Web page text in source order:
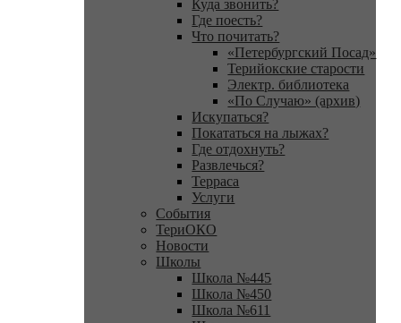
Куда звонить?
Где поесть?
Что почитать?
«Петербургский Посад»
Терийокские старости
Электр. библиотека
«По Случаю» (архив)
Искупаться?
Покататься на лыжах?
Где отдохнуть?
Развлечься?
Терраса
Услуги
События
ТериОКО
Новости
Школы
Школа №445
Школа №450
Школа №611